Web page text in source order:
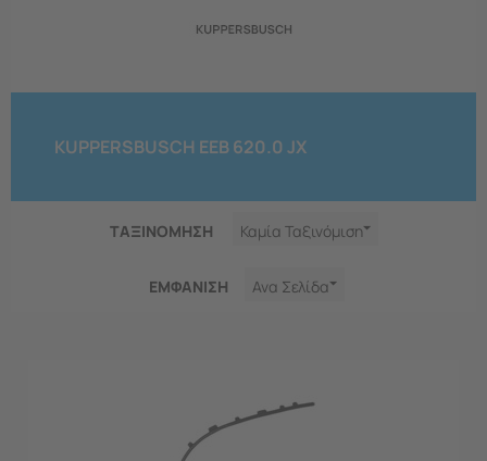
KUPPERSBUSCH EEB 620.0 JX
ΤΑΞΙΝΟΜΗΣΗ Καμία Ταξινόμιση
ΕΜΦΑNΙΣΗ Ανα Σελίδα